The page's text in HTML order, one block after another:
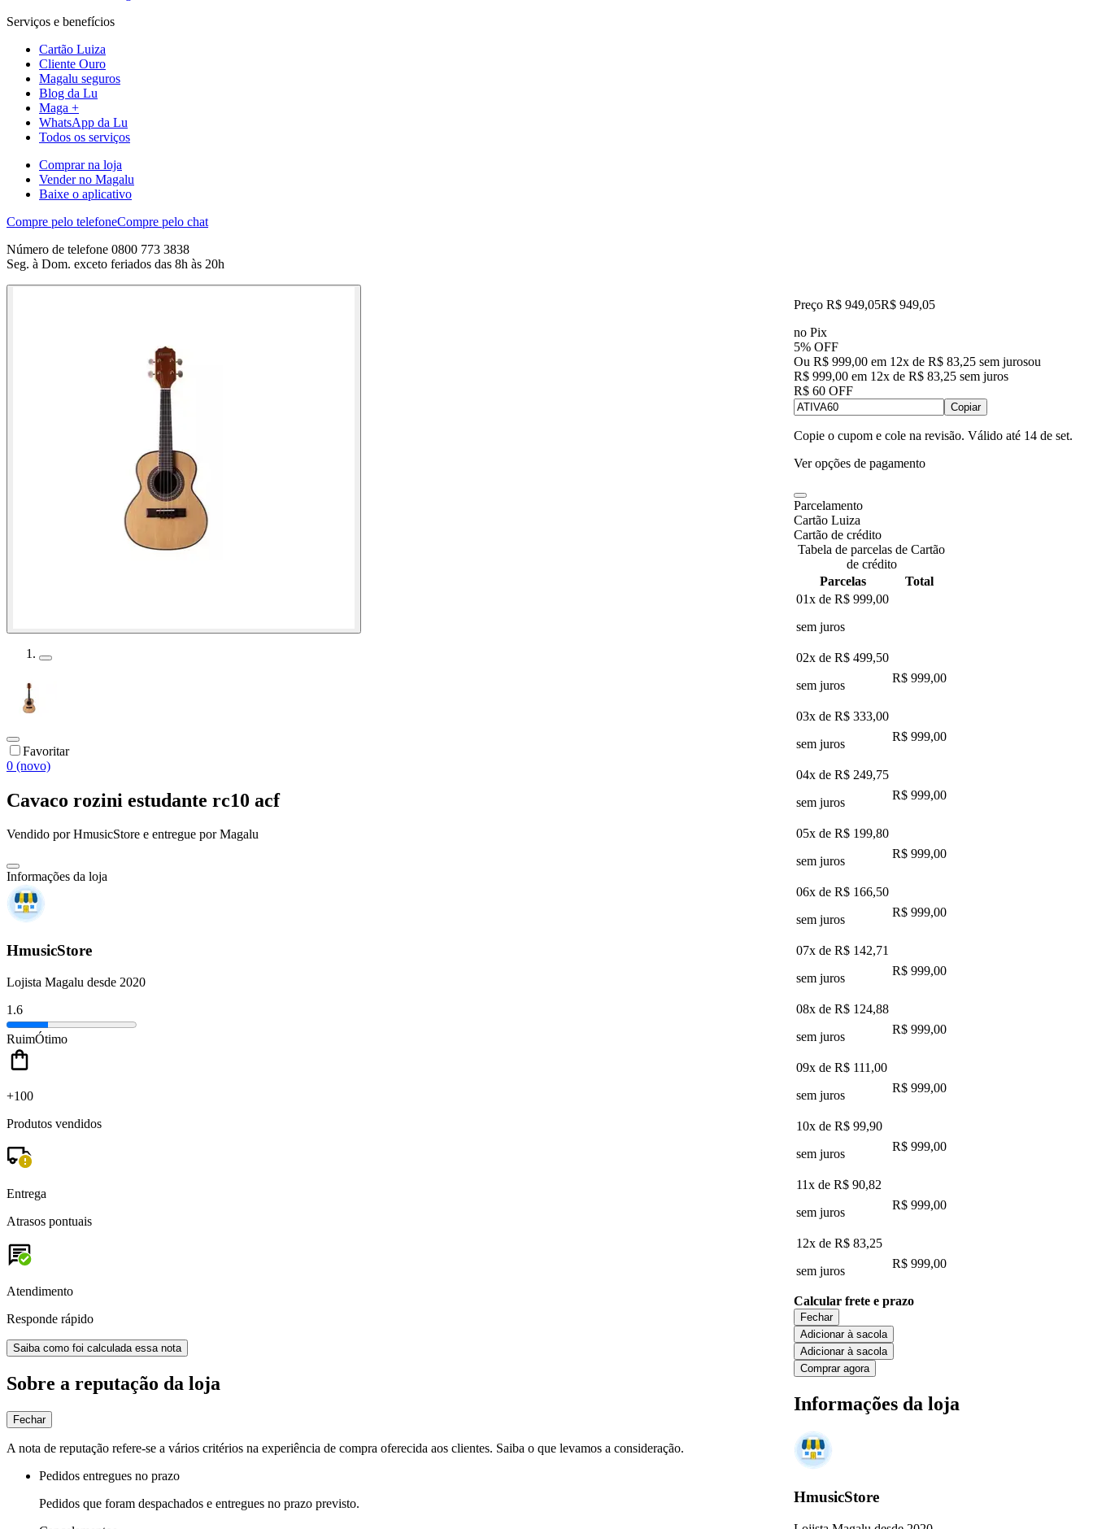
Serviços e benefícios
Cartão Luiza
Cliente Ouro
Magalu seguros
Blog da Lu
Maga +
WhatsApp da Lu
Todos os serviços
Comprar na loja
Vender no Magalu
Baixe o aplicativo
Compre pelo telefoneCompre pelo chat
Número de telefone 0800 773 3838
Seg. à Dom. exceto feriados das 8h às 20h
Favoritar
0 (novo)
Cavaco rozini estudante rc10 acf
Vendido porHmusicStore e entregue por Magalu
Informações da loja
HmusicStore
Lojista Magalu desde 2020
1.6
RuimÓtimo
+100
Produtos vendidos
Entrega
Atrasos pontuais
Atendimento
Responde rápido
Saiba como foi calculada essa nota
Sobre a reputação da loja
Fechar
A nota de reputação refere-se a vários critérios na experiência de compra oferecida aos clientes. Saiba o que levamos a consideração.
Pedidos entregues no prazo
Pedidos que foram despachados e entregues no prazo previsto.
Preço R$ 949,05R$ 949,05
no Pix
5% OFF
Ou R$ 999,00 em 12x de R$ 83,25 sem jurosou
R$ 999,00 em 12x de R$ 83,25 sem juros
R$ 60 OFF
Copiar
Copie o cupom e cole na revisão. Válido até 14 de set.
Ver opções de pagamento
Parcelamento
Cartão Luiza
Cartão de crédito
Tabela de parcelas de Cartão
de crédito
Parcelas
Total
01x de R$ 999,00
sem juros
02x de R$ 499,50
sem juros
R$ 999,00
03x de R$ 333,00
sem juros
R$ 999,00
04x de R$ 249,75
sem juros
R$ 999,00
05x de R$ 199,80
sem juros
R$ 999,00
06x de R$ 166,50
sem juros
R$ 999,00
07x de R$ 142,71
sem juros
R$ 999,00
08x de R$ 124,88
sem juros
R$ 999,00
09x de R$ 111,00
sem juros
R$ 999,00
10x de R$ 99,90
sem juros
R$ 999,00
11x de R$ 90,82
sem juros
R$ 999,00
12x de R$ 83,25
sem juros
R$ 999,00
Calcular frete e prazo
Fechar
Adicionar à sacola
Adicionar à sacola
Comprar agora
Informações da loja
HmusicStore